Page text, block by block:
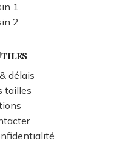
1
2
délais
tailles